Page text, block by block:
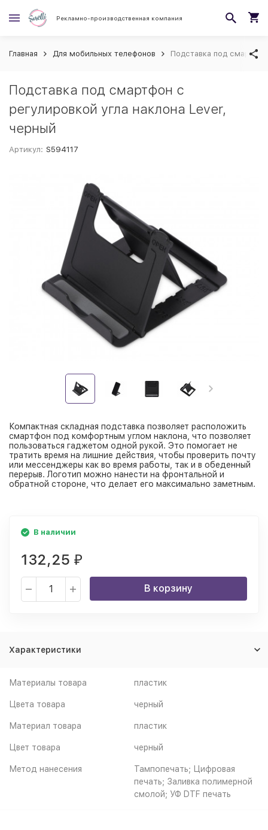
Рекламно-производственная компания
Главная Для мобильных телефонов Подставка под
Подставка под смартфон с
регулировкой угла наклона Lever,
черный
Артикул: S594117
Компактная складная подставка позволяет расположить
смартфон под комфортным углом наклона, что позволяет
пользоваться гаджетом одной рукой. Это помогает не
тратить время на лишние действия, чтобы проверить почту
или мессенджеры как во время работы, так и в обеденный
перерыв. Логотип можно нанести на фронтальной и
обратной стороне, что делает его максимально заметным.
В наличии
132,25 ₽
В корзину
Характеристики
Материалы товара пластик
Цвета товара черный
Материал товара пластик
Цвет товара черный
Метод нанесения
Тампопечать; Цифровая
печать; Заливка полимерной
смолой; УФ DTF печать